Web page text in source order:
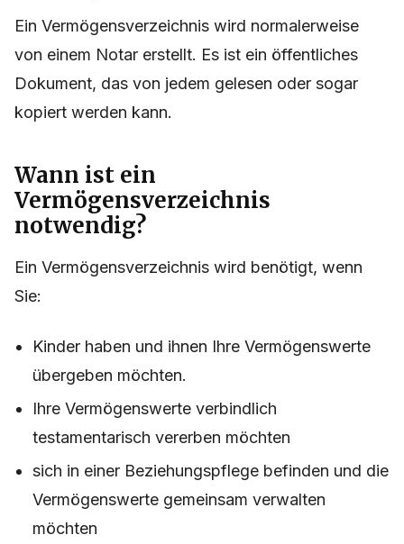
Ein Vermögensverzeichnis wird normalerweise
von einem Notar erstellt. Es ist ein öffentliches
Dokument, das von jedem gelesen oder sogar
kopiert werden kann.
Wann ist ein
Vermögensverzeichnis
notwendig?
Ein Vermögensverzeichnis wird benötigt, wenn
Sie:
Kinder haben und ihnen Ihre Vermögenswerte
übergeben möchten.
Ihre Vermögenswerte verbindlich
testamentarisch vererben möchten
sich in einer Beziehungspflege befinden und die
Vermögenswerte gemeinsam verwalten
möchten